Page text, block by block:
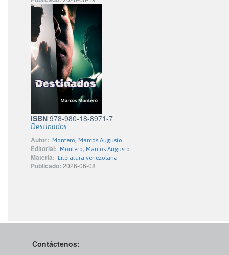
ISBN 978-980-18-8971-7
Destinados
Autor: Montero, Marcos Augusto
Editorial: Montero, Marcos Augusto
Materia: Literatura venezolana
Publicado: 2026-06-08
Contáctenos: